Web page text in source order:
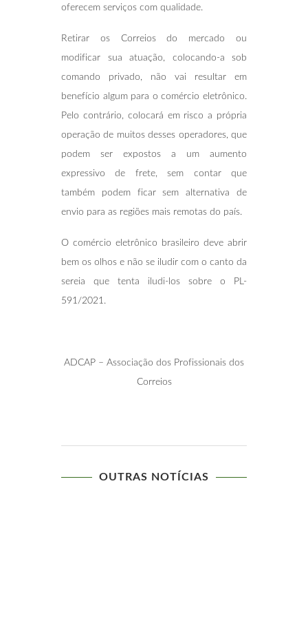
oferecem serviços com qualidade.
Retirar os Correios do mercado ou
modificar sua atuação, colocando-a sob
comando privado, não vai resultar em
benefício algum para o comércio eletrônico.
Pelo contrário, colocará em risco a própria
operação de muitos desses operadores, que
podem ser expostos a um aumento
expressivo de frete, sem contar que
também podem ficar sem alternativa de
envio para as regiões mais remotas do país.
O comércio eletrônico brasileiro deve abrir
bem os olhos e não se iludir com o canto da
sereia que tenta iludi-los sobre o PL-
591/2021.
ADCAP – Associação dos Profissionais dos
Correios
OUTRAS NOTÍCIAS